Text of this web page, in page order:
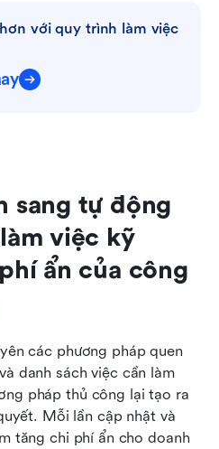
với quy trình làm việc
sang tự động
việc kỹ
ẩn của công
các phương pháp quen
danh sách việc cần làm
pháp thủ công lại tạo ra
Mỗi lần cập nhật và
tăng chi phí ẩn cho doanh